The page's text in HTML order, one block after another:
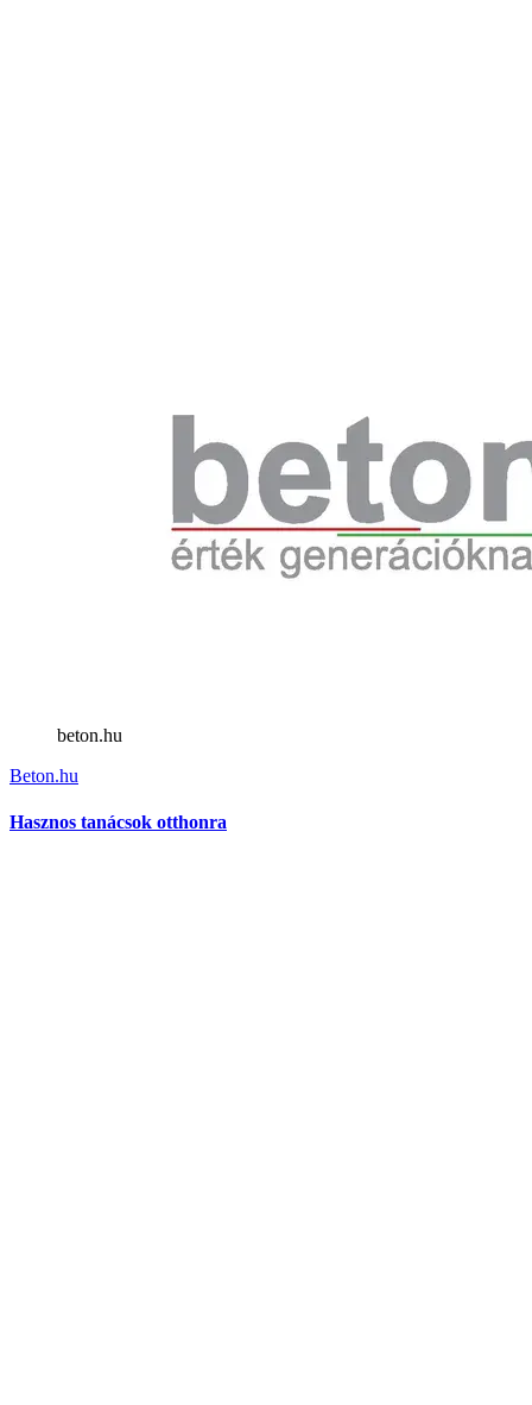
beton.hu
Beton.hu
Hasznos tanácsok otthonra